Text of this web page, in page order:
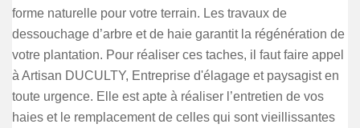
forme naturelle pour votre terrain. Les travaux de
dessouchage d’arbre et de haie garantit la régénération de
votre plantation. Pour réaliser ces taches, il faut faire appel
à Artisan DUCULTY, Entreprise d'élagage et paysagist en
toute urgence. Elle est apte à réaliser l’entretien de vos
haies et le remplacement de celles qui sont vieillissantes